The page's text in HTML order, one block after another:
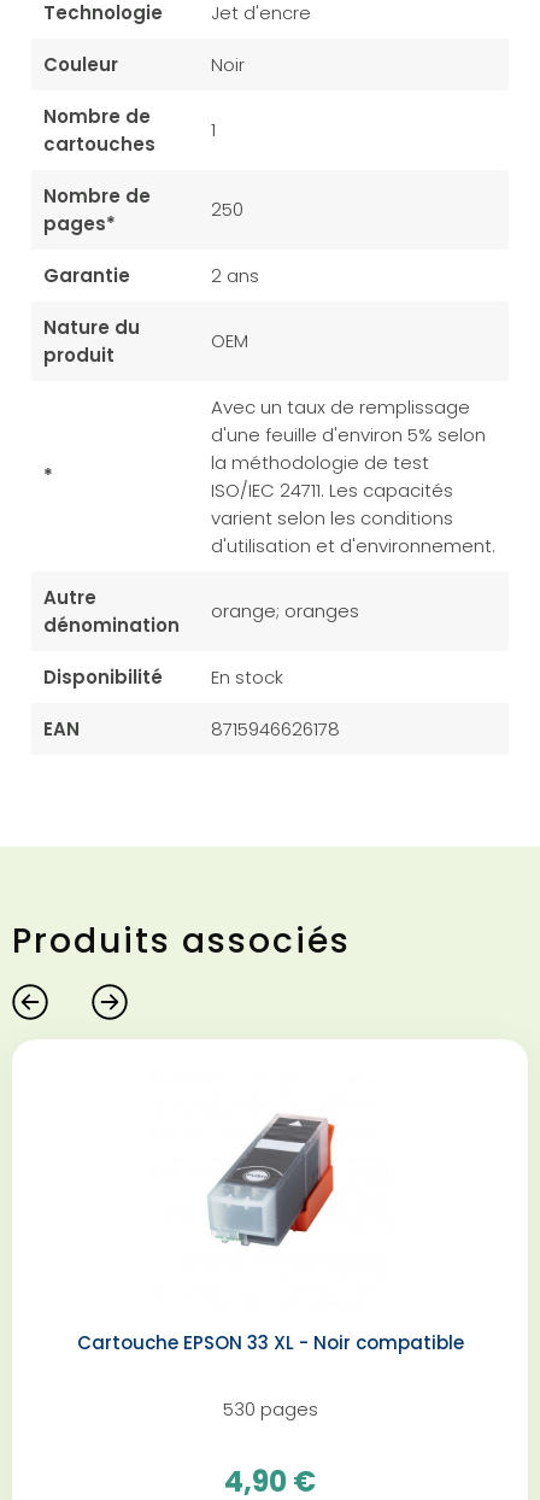
Technologie Jet d'encre
Couleur Noir
Nombre de
cartouches
1
Nombre de
pages*
250
Garantie 2 ans
Nature du
produit
OEM
*
Avec un taux de remplissage
d'une feuille d'environ 5% selon
la méthodologie de test
ISO/IEC 24711. Les capacités
varient selon les conditions
d'utilisation et d'environnement.
Autre
dénomination
orange; oranges
Disponibilité En stock
EAN 8715946626178
Produits associés
Cartouche EPSON 33 XL - Noir compatible
530 pages
4,90 €